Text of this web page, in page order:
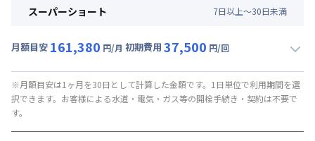
月額賃料目安(30日利用)
光熱費他 : 24,000円/月 (800円/日) (税抜)
その他費用 :
火災保険料: 1,000円/月
初期費用
スーパーショート 7日以上～30日未満
月額目安 161,380 円/月 初期費用 37,500 円/回
月額賃料目安(30日利用)
賃料 : 119,400円/月 (3,980円/日) (税抜)
光熱費他 :
※月額目安は1ヶ月を30日として計算した金額です。1日単位で利用期間を選
択できます。お客様による水道・電気・ガス等の開栓手続き・契約は不要で
す。